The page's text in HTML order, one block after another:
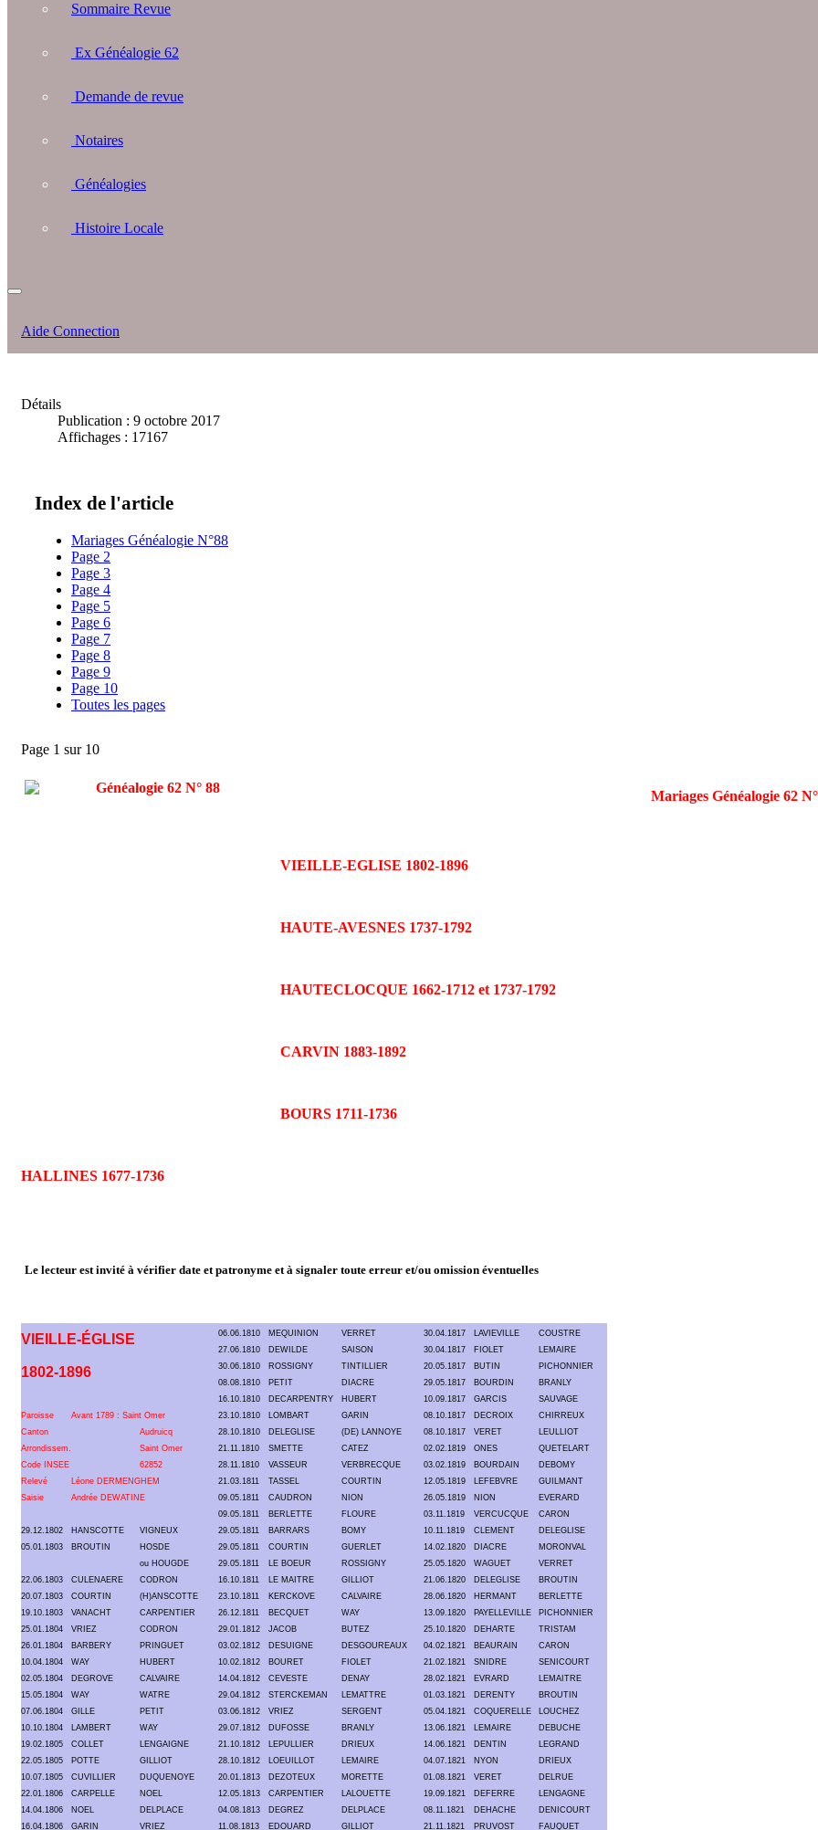
Sommaire Revue
Ex Généalogie 62
Demande de revue
Notaires
Généalogies
Histoire Locale
Aide Connection
Détails
Publication : 9 octobre 2017
Affichages : 17167
Index de l'article
Mariages Généalogie N°88
Page 2
Page 3
Page 4
Page 5
Page 6
Page 7
Page 8
Page 9
Page 10
Toutes les pages
Page 1 sur 10
Mariages Généalogie 62
VIEILLE-EGLISE 1802-1896
HAUTE-AVESNES 1737-1792
HAUTECLOCQUE 1662-1712 et 1737-1792
CARVIN 1883-1892
BOURS 1711-1736
HALLINES 1677-1736
Le lecteur est invité à vérifier date et patronyme et à signaler toute erreur et/ou omission éventuelles
VIEILLE-ÉGLISE 06.06.1810 MEQUINION VERRET 30.04.1817 LAVIEVILLE
COUSTRE
27.06.1810
DEWILDE SAISON 30.04.1817 FIOLET LEMAIRE
1802-1896 30.06.1810 ROSSIGNY TINTILLIER 20.05.1817 BUTIN
PICHONNIER
08.08.1810
PETIT DIACRE 29.05.1817 BOURDIN
BRANLY
16.10.1810
DECARPENTRY HUBERT 10.09.1817 GARCIS
SAUVAGE
Paroisse
Avant 1789 : Saint Omer 23.10.1810 LOMBART GARIN 08.10.1817 DECROIX
CHIRREUX
Canton
Audruicq 28.10.1810 DELEGLISE (DE) LANNOYE 08.10.1817 VERET
LEULLIOT
Arrondissem.
Saint Omer 21.11.1810 SMETTE CATEZ 02.02.1819 ONES
QUETELART
Code INSEE
62852 28.11.1810 VASSEUR VERBRECQUE 03.02.1819 BOURDAIN
DEBOMY
Relevé
Léone DERMENGHEM 21.03.1811 TASSEL COURTIN 12.05.1819 LEFEBVRE
GUILMANT
Saisie
Andrée DEWATINE 09.05.1811 CAUDRON NION 26.05.1819 NION
EVERARD
09.05.1811
BERLETTE FLOURE 03.11.1819 VERCUCQUE
CARON
29.12.1802
HANSCOTTE VIGNEUX 29.05.1811 BARRARS BOMY 10.11.1819 CLEMENT
DELEGLISE
05.01.1803
BROUTIN HOSDE 29.05.1811 COURTIN GUERLET 14.02.1820 DIACRE
MORONVAL
ou HOUGDE
29.05.1811 LE BOEUR ROSSIGNY 25.05.1820 WAGUET
VERRET
22.06.1803
CULENAERE CODRON 16.10.1811 LE MAITRE GILLIOT 21.06.1820 DELEGLISE
BROUTIN
20.07.1803
COURTIN (H)ANSCOTTE 23.10.1811 KERCKOVE CALVAIRE 28.06.1820 HERMANT
BERLETTE
19.10.1803
VANACHT CARPENTIER 26.12.1811 BECQUET WAY 13.09.1820 PAYELLEVILLE
PICHONNIER
25.01.1804
VRIEZ CODRON 29.01.1812 JACOB BUTEZ 25.10.1820 DEHARTE
TRISTAM
26.01.1804
BARBERY PRINGUET 03.02.1812 DESUIGNE DESGOUREAUX 04.02.1821 BEAURAIN
CARON
10.04.1804
WAY HUBERT 10.02.1812 BOURET FIOLET 21.02.1821 SNIDRE
SENICOURT
02.05.1804
DEGROVE CALVAIRE 14.04.1812 CEVESTE DENAY 28.02.1821 EVRARD
LEMAITRE
15.05.1804
WAY WATRE 29.04.1812 STERCKEMAN LEMATTRE 01.03.1821 DERENTY
BROUTIN
07.06.1804
GILLE PETIT 03.06.1812 VRIEZ SERGENT 05.04.1821 COQUERELLE
LOUCHEZ
10.10.1804
LAMBERT WAY 29.07.1812 DUFOSSE BRANLY 13.06.1821 LEMAIRE
DEBUCHE
19.02.1805
COLLET LENGAIGNE 21.10.1812 LEPULLIER DRIEUX 14.06.1821 DENTIN
LEGRAND
22.05.1805
POTTE GILLIOT 28.10.1812 LOEUILLOT LEMAIRE 04.07.1821 NYON
DRIEUX
10.07.1805
CUVILLIER DUQUENOYE 20.01.1813 DEZOTEUX MORETTE 01.08.1821 VERET
DELRUE
22.01.1806
CARPELLE NOEL 12.05.1813 CARPENTIER LALOUETTE 19.09.1821 DEFERRE
LENGAGNE
14.04.1806
NOEL DELPLACE 04.08.1813 DEGREZ DELPLACE 08.11.1821 DEHACHE
DENICOURT
16.04.1806
GARIN VRIEZ 11.08.1813 EDOUARD GILLIOT 21.11.1821 PRUVOST FAUQUET